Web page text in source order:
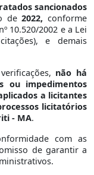
sancionados
de2022, conforme
10.520/2002 e a Lei
e demais
não há
ou impedimentos
a licitantes
licitatórios
- MA.
com as
de garantir a